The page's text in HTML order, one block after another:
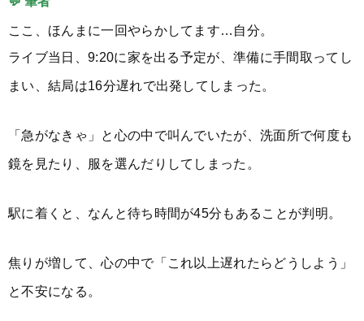
ここ、ほんまに一回やらかしてます…自分。
ライブ当日、9:20に家を出る予定が、準備に手間取ってし
まい、結局は16分遅れで出発してしまった。
「急がなきゃ」と心の中で叫んでいたが、洗面所で何度も
鏡を見たり、服を選んだりしてしまった。
駅に着くと、なんと待ち時間が45分もあることが判明。
焦りが増して、心の中で「これ以上遅れたらどうしよう」
と不安になる。